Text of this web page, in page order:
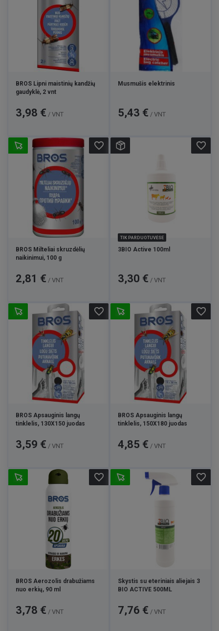
BROS Lipni maistinių kandžių
gaudyklė, 2 vnt
Kaina
3,98 € / VNT
Musmušis elektrinis
Kaina
5,43 € / VNT
BROS Milteliai skruzdėlių
naikinimui, 100 g
Kaina
2,81 € / VNT
favorite_border
TIK PARDUOTUVĖSE
3BIO Active 100ml
Kaina
3,30 € / VNT
favorite_border
BROS Apsauginis langų
tinklelis, 130X150 juodas
Kaina
3,59 € / VNT
favorite_border
BROS Apsauginis langų
tinklelis, 150X180 juodas
Kaina
4,85 € / VNT
favorite_border
BROS Aerozolis drabužiams
nuo erkių, 90 ml
Kaina
3,78 € / VNT
favorite_border
Skystis su eteriniais aliejais 3
BIO ACTIVE 500ML
Kaina
7,76 € / VNT
favorite_border